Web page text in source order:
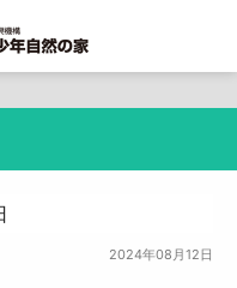
2024年08月12日